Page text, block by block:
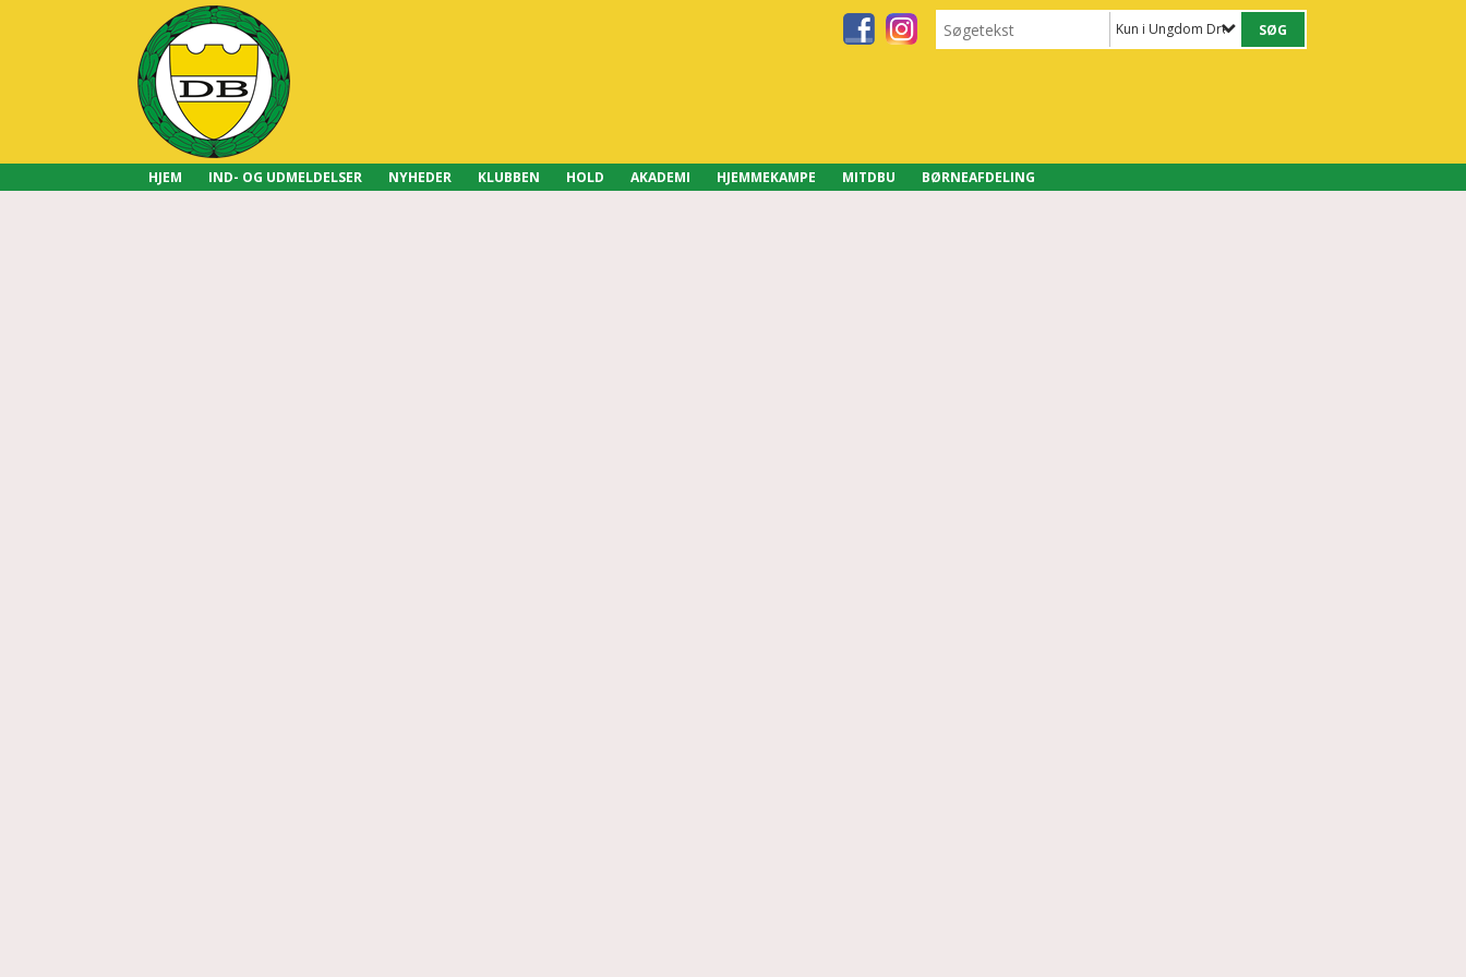
Kun i Ungdom Drenge
HJEM IND- OG UDMELDELSER NYHEDER KLUBBEN HOLD AKADEMI HJEMMEKAMPE MITDBU BØRNEAFDELING